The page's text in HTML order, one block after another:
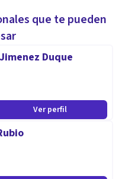
y convivenciales.
y públicas.
que te pueden
Duque
Ver perfil